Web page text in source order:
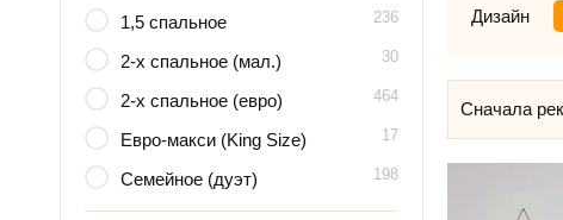
1,5 спальное 236
2-х спальное (мал.) 30
2-х спальное (евро) 464
Евро-макси (King Size) 17
Семейное (дуэт) 198
Дизайн
Сначала